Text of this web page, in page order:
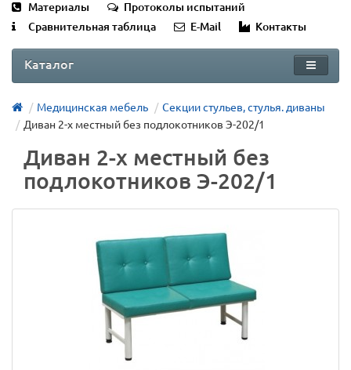
Материалы
Протоколы испытаний
Сравнительная таблица
E-Mail Контакты
Каталог
Медицинская мебель
Секции стульев, стулья. диваны
Диван 2-х местный без подлокотников Э-202/1
Диван 2-х местный без
подлокотников Э-202/1